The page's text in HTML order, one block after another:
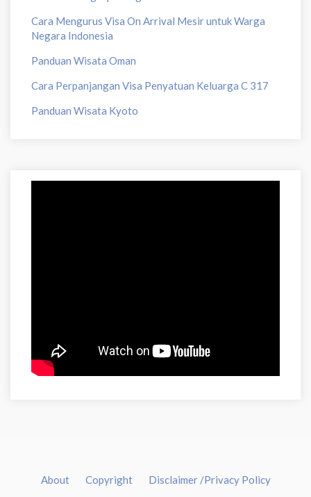
Cara Mengurus Visa On Arrival Mesir untuk Warga
Negara Indonesia
Panduan Wisata Oman
Cara Perpanjangan Visa Penyatuan Keluarga C 317
Panduan Wisata Kyoto
About Copyright Disclaimer /Privacy Policy